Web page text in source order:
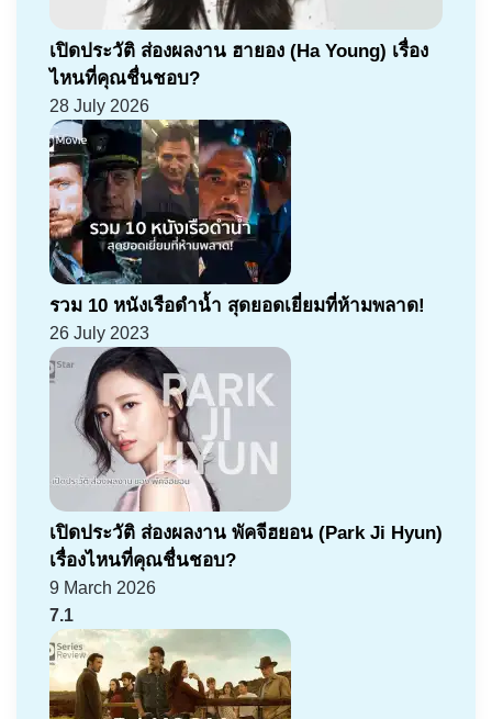
เปิดประวัติ ส่องผลงาน ฮายอง (Ha Young) เรื่อง
ไหนที่คุณชื่นชอบ?
28 July 2026
รวม 10 หนังเรือดำน้ำ สุดยอดเยี่ยมที่ห้ามพลาด!
26 July 2023
เปิดประวัติ ส่องผลงาน พัคจีฮยอน (Park Ji Hyun)
เรื่องไหนที่คุณชื่นชอบ?
9 March 2026
7.1